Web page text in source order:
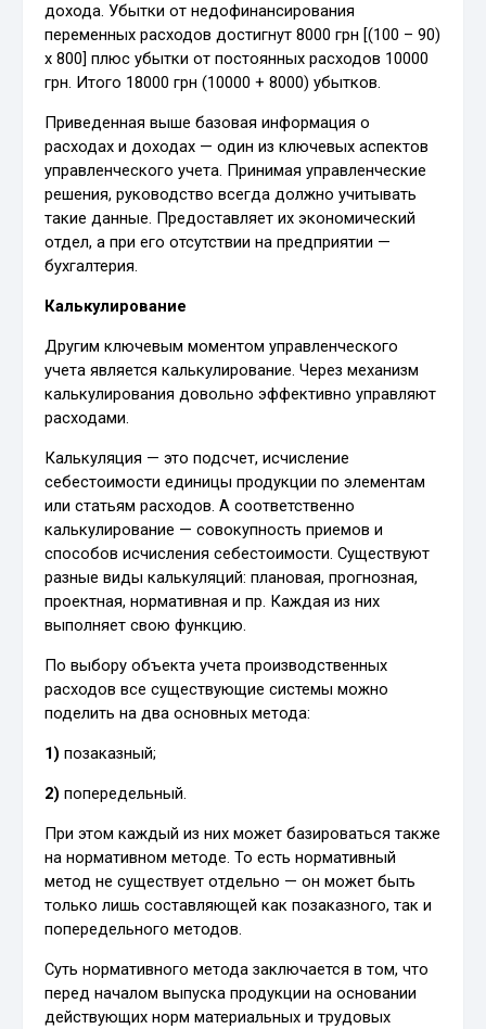
дохода. Убытки от недофинансирования
переменных расходов достигнут 8000 грн [(100 – 90)
х 800] плюс убытки от постоянных расходов 10000
грн. Итого 18000 грн (10000 + 8000) убытков.
Приведенная выше базовая информация о
расходах и доходах — один из ключевых аспектов
управленческого учета. Принимая управленческие
решения, руководство всегда должно учитывать
такие данные. Предоставляет их экономический
отдел, а при его отсутствии на предприятии —
бухгалтерия.
Калькулирование
Другим ключевым моментом управленческого
учета является калькулирование. Через механизм
калькулирования довольно эффективно управляют
расходами.
Калькуляция — это подсчет, исчисление
себестоимости единицы продукции по элементам
или статьям расходов. А соответственно
калькулирование — совокупность приемов и
способов исчисления себестоимости. Существуют
разные виды калькуляций: плановая, прогнозная,
проектная, нормативная и пр. Каждая из них
выполняет свою функцию.
По выбору объекта учета производственных
расходов все существующие системы можно
поделить на два основных метода:
1) позаказный;
2) попередельный.
При этом каждый из них может базироваться также
на нормативном методе. То есть нормативный
метод не существует отдельно — он может быть
только лишь составляющей как позаказного, так и
попередельного методов.
Суть нормативного метода заключается в том, что
перед началом выпуска продукции на основании
действующих норм материальных и трудовых